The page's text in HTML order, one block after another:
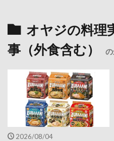
オヤジの料理
事（外食含む）
2026/08/04